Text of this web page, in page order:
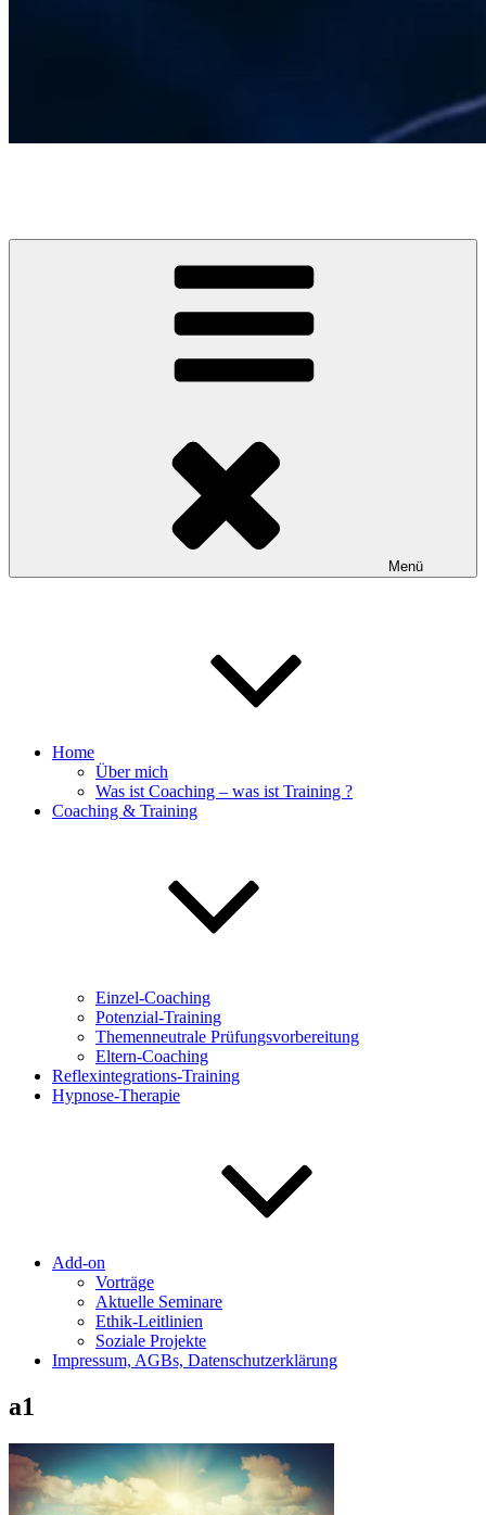
Menü
Home
Über mich
Was ist Coaching – was ist Training ?
Coaching & Training
Einzel-Coaching
Potenzial-Training
Themenneutrale Prüfungsvorbereitung
Eltern-Coaching
Reflexintegrations-Training
Hypnose-Therapie
Add-on
Vorträge
Aktuelle Seminare
Ethik-Leitlinien
Soziale Projekte
Impressum, AGBs, Datenschutzerklärung
a1